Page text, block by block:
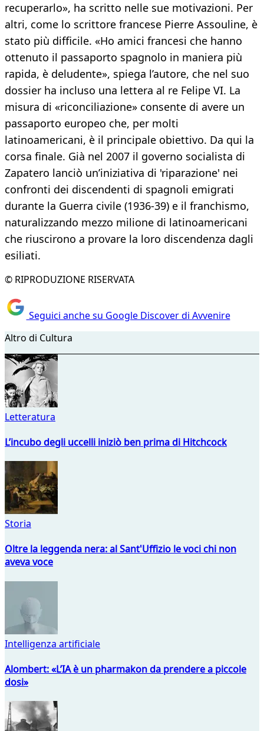
recuperarlo», ha scritto nelle sue motivazioni. Per
altri, come lo scrittore francese Pierre Assouline, è
stato più difficile. «Ho amici francesi che hanno
ottenuto il passaporto spagnolo in maniera più
rapida, è deludente», spiega l’autore, che nel suo
dossier ha incluso una lettera al re Felipe VI. La
misura di «riconciliazione» consente di avere un
passaporto europeo che, per molti
latinoamericani, è il principale obiettivo. Da qui la
corsa finale. Già nel 2007 il governo socialista di
Zapatero lanciò un’iniziativa di 'riparazione' nei
confronti dei discendenti di spagnoli emigrati
durante la Guerra civile (1936-39) e il franchismo,
naturalizzando mezzo milione di latinoamericani
che riuscirono a provare la loro discendenza dagli
esiliati.
© RIPRODUZIONE RISERVATA
Seguici anche su Google Discover di Avvenire
Altro di Cultura
Letteratura
L’incubo degli uccelli iniziò ben prima di Hitchcock
Storia
Oltre la leggenda nera: al Sant'Uffizio le voci chi non
aveva voce
Intelligenza artificiale
Alombert: «L’IA è un pharmakon da prendere a piccole
dosi»